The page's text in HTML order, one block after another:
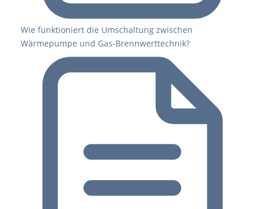
Wie funktioniert die Umschaltung zwischen
Wärmepumpe und Gas-Brennwerttechnik?